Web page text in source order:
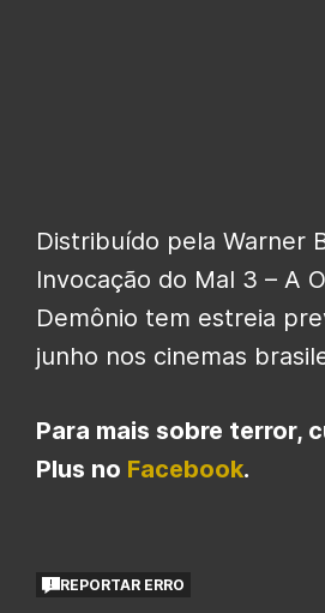
Distribuído pela Warner
Invocação do Mal 3 – A
Demônio tem estreia
junho nos cinemas
Para mais sobre terror,
Plus no Facebook.
REPORTAR ERRO